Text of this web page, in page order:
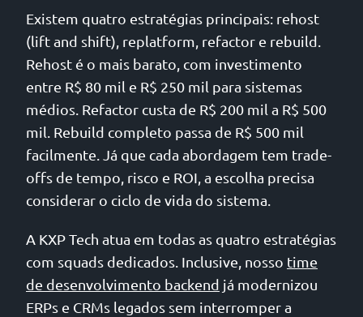
Existem quatro estratégias principais: rehost
(lift and shift), replatform, refactor e rebuild.
Rehost é o mais barato, com investimento
entre R$ 80 mil e R$ 250 mil para sistemas
médios. Refactor custa de R$ 200 mil a R$ 500
mil. Rebuild completo passa de R$ 500 mil
facilmente. Já que cada abordagem tem trade-
offs de tempo, risco e ROI, a escolha precisa
considerar o ciclo de vida do sistema.
A KXP Tech atua em todas as quatro estratégias
com squads dedicados. Inclusive, nosso time
de desenvolvimento backend já modernizou
ERPs e CRMs legados sem interromper a